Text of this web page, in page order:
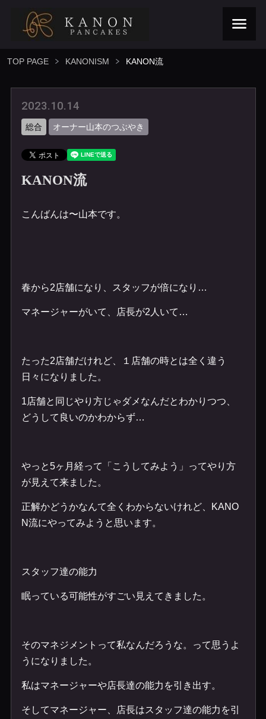
TOP PAGE KANONISM KANON流
2023.10.14
総合 オーナー山本のつぶやき
KANON流
こんばんは〜山本です。
春から2店舗になり、スタッフが倍になり…
マネージャーがいて、店長が2人いて…
たった2店舗だけれど、１店舗の時とは全く違う
日々になりました。
1店舗と同じやり方じゃダメなんだとわかりつつ、
どうして良いのかわからず…
やっと5ヶ月経って「こうしてみよう」ってやり方
が見えて来ました。
正解かどうかなんて全くわからないけれど、KANO
N流にやってみようと思います。
スタッフ達の能力
眠っている可能性がすごい見えてきました。
そのマネジメントって私なんだろうな。って思うよ
うになりました。
私はマネージャーや店長達の能力を引き出す。
そしてマネージャー、店長はスタッフ達の能力を引